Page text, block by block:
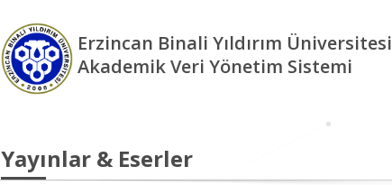
Erzincan Binali Yıldırım Üniversitesi
Akademik Veri Yönetim Sistemi
Yayınlar & Eserler